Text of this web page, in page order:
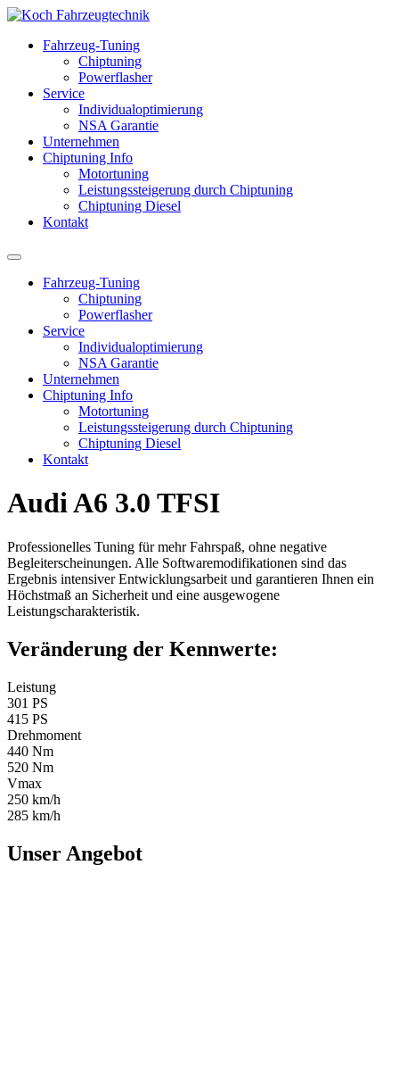
Fahrzeug-Tuning
Chiptuning
Powerflasher
Service
Individualoptimierung
NSA Garantie
Unternehmen
Chiptuning Info
Motortuning
Leistungssteigerung durch Chiptuning
Chiptuning Diesel
Kontakt
Fahrzeug-Tuning
Chiptuning
Powerflasher
Service
Individualoptimierung
NSA Garantie
Unternehmen
Chiptuning Info
Motortuning
Leistungssteigerung durch Chiptuning
Chiptuning Diesel
Kontakt
Audi A6 3.0 TFSI
Professionelles Tuning für mehr Fahrspaß, ohne negative
Begleiterscheinungen. Alle Softwaremodifikationen sind das
Ergebnis intensiver Entwicklungsarbeit und garantieren Ihnen ein
Höchstmaß an Sicherheit und eine ausgewogene
Leistungscharakteristik.
Veränderung der Kennwerte:
Leistung
301 PS
415 PS
Drehmoment
440 Nm
520 Nm
Vmax
250 km/h
285 km/h
Unser Angebot